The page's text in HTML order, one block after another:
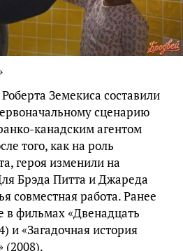
Роберта Земекиса составили
сценарию
канадским агентом
того, как на роль
героя изменили на
Брэда Питта и Джареда
совместная работа. Ранее
в фильмах «Двенадцать
и «Загадочная история
(2008).